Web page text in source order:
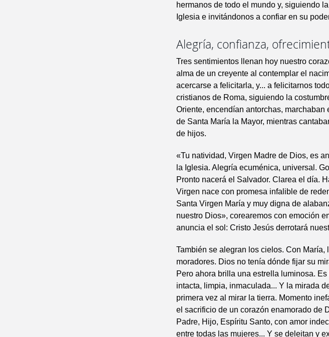
hermanos de todo el mundo y, siguiendo
Iglesia e invitándonos a confiar en su
Alegría, confianza,
Tres sentimientos llenan hoy nuestro
alma de un creyente al contemplar el
acercarse a felicitarla, y... a felicitarnos
cristianos de Roma, siguiendo la
Oriente, encendían antorchas,
de Santa María la Mayor, mientras
de hijos.
«Tu natividad, Virgen Madre de Dios, es
la Iglesia. Alegría ecuménica, universal.
Pronto nacerá el Salvador. Clarea el día.
Virgen nace con promesa infalible de
Santa Virgen María y muy digna de
nuestro Dios», corearemos con emoción
anuncia el sol: Cristo Jesús derrotará
También se alegran los cielos. Con
moradores. Dios no tenía dónde fijar su
Pero ahora brilla una estrella luminosa.
intacta, limpia, inmaculada... Y la mirada
primera vez al mirar la tierra. Momento
el sacrificio de un corazón enamorado de
Padre, Hijo, Espíritu Santo, con amor
entre todas las mujeres... Y se deleitan y